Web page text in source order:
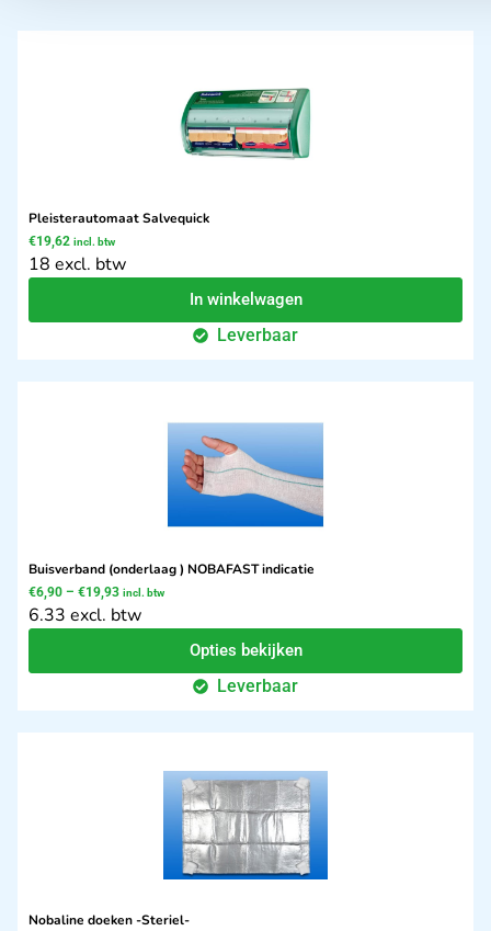
Pleisterautomaat Salvequick
€19,62 incl. btw
18 excl. btw
In winkelwagen
Leverbaar
Buisverband (onderlaag ) NOBAFAST indicatie
€6,90 – €19,93 incl. btw
6.33 excl. btw
Opties bekijken
Leverbaar
Nobaline doeken -Steriel-